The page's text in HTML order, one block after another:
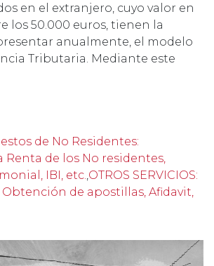
en el extranjero, cuyo valor en
los 50.000 euros, tienen la
anualmente, el modelo
Tributaria. Mediante este
de No Residentes:
Renta de los No residentes,
IBI, etc. OTROS SERVICIOS:
de apostillas, Afidavit,